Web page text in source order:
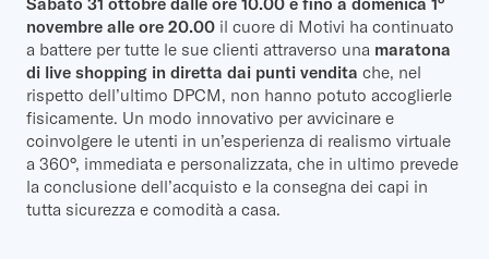
novembre alle ore 20.00 il cuore di Motivi ha continuato
a battere per tutte le sue clienti attraverso una maratona
di live shopping in diretta dai punti vendita che, nel
rispetto dell’ultimo DPCM, non hanno potuto accoglierle
fisicamente. Un modo innovativo per avvicinare e
coinvolgere le utenti in un’esperienza di realismo virtuale
a 360°, immediata e personalizzata, che in ultimo prevede
la conclusione dell’acquisto e la consegna dei capi in
tutta sicurezza e comodità a casa.